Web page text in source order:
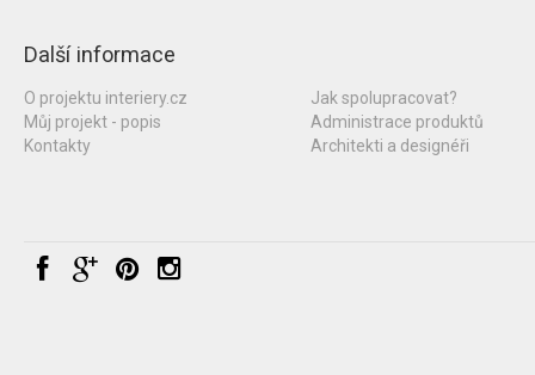
Další informace
O projektu interiery.cz
Můj projekt - popis
Kontakty
Jak spolupracovat?
Administrace produktů
Architekti a designéři